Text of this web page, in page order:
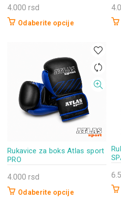
4.000 rsd
Odaberite opcije
Opcije
mogu
izabrane
proizvoda.
Rukavice za boks Atlas sport
PRO
4.000 rsd
Odaberite opcije